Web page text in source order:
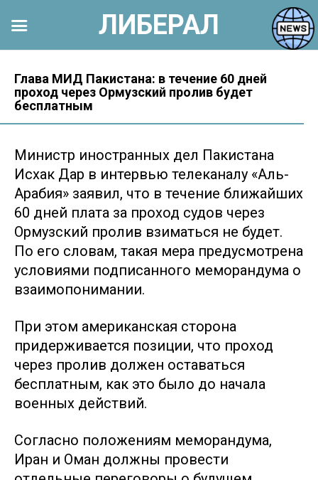
контенту
Глава МИД Пакистана: в течение 60 дней
проход через Ормузский пролив будет
бесплатным
Министр иностранных дел Пакистана
Исхак Дар в интервью телеканалу «Аль-
Арабия» заявил, что в течение ближайших
60 дней плата за проход судов через
Ормузский пролив взиматься не будет.
По его словам, такая мера предусмотрена
условиями подписанного меморандума о
взаимопонимании.
При этом американская сторона
придерживается позиции, что проход
через пролив должен оставаться
бесплатным, как это было до начала
военных действий.
Согласно положениям меморандума,
Иран и Оман должны провести
ЛИБЕРАЛ